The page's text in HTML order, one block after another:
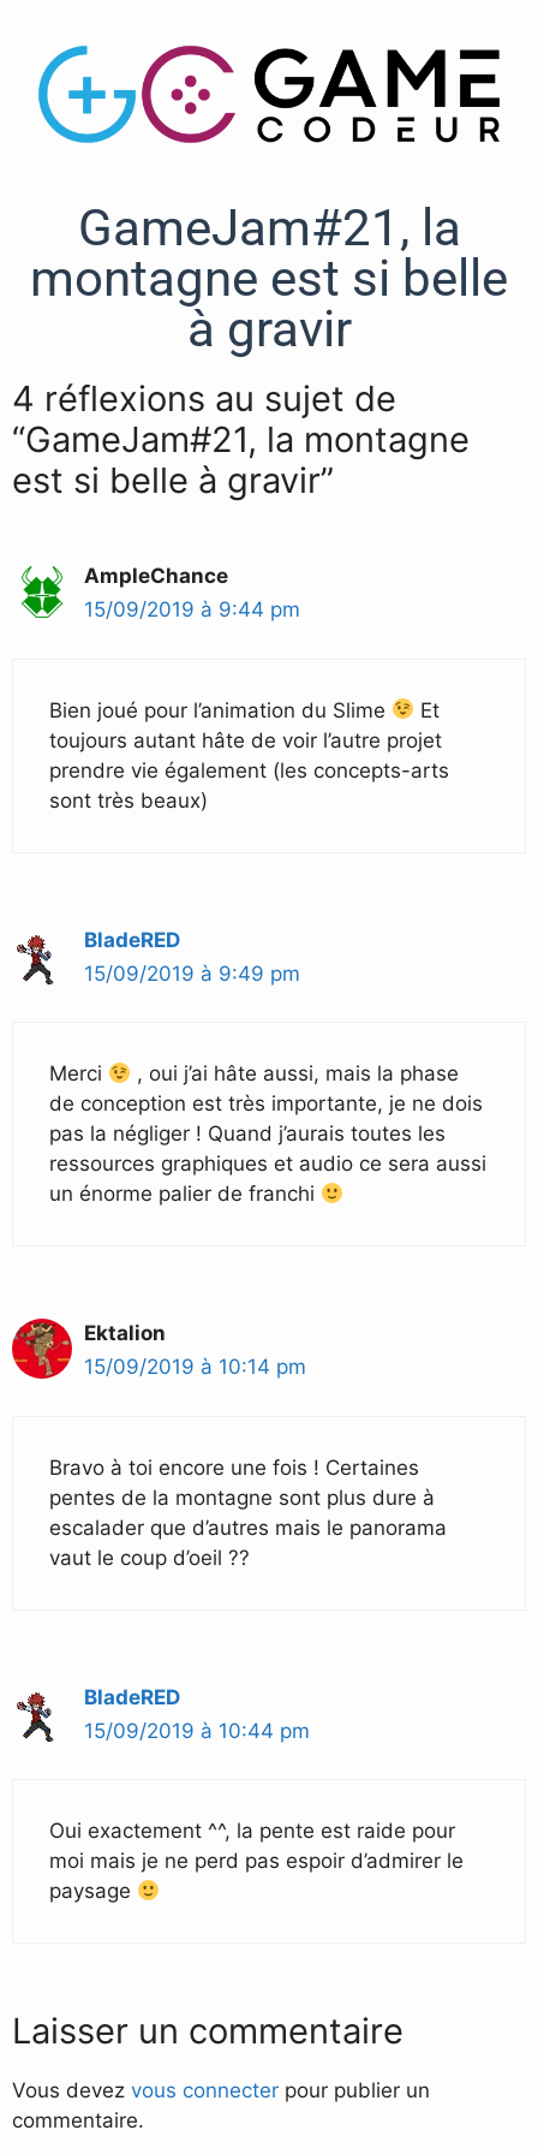
GameJam#21, la
montagne est si belle
à gravir
4 réflexions au sujet de
“GameJam#21, la montagne
est si belle à gravir”
AmpleChance
15/09/2019 à 9:44 pm
Bien joué pour l’animation du Slime
Et
toujours autant hâte de voir l’autre projet
prendre vie également (les concepts-arts
sont très beaux)
BladeRED
15/09/2019 à 9:49 pm
Merci
, oui j’ai hâte aussi, mais la phase
de conception est très importante, je ne dois
pas la négliger ! Quand j’aurais toutes les
ressources graphiques et audio ce sera aussi
un énorme palier de franchi
Ektalion
15/09/2019 à 10:14 pm
Bravo à toi encore une fois ! Certaines
pentes de la montagne sont plus dure à
escalader que d’autres mais le panorama
vaut le coup d’oeil ??
BladeRED
15/09/2019 à 10:44 pm
Oui exactement ^^, la pente est raide pour
moi mais je ne perd pas espoir d’admirer le
paysage
Laisser un commentaire
Vous devez vous connecter pour publier un
commentaire.